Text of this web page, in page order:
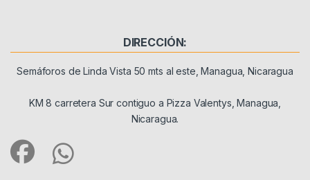
DIRECCIÓN:
Semáforos de Linda Vista 50 mts al este, Managua, Nicaragua
KM 8 carretera Sur contiguo a Pizza Valentys, Managua,
Nicaragua.